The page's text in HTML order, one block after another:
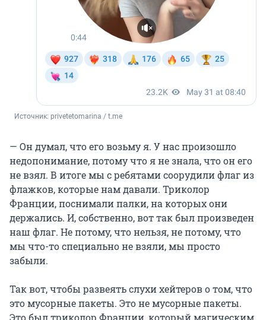
Источник: privetetomarina / t.me
— Он думал, что его возьму я. У нас произошло
недопонимание, потому что я не знала, что он его
не взял. В итоге мы с ребятами соорудили флаг из
флажков, которые нам давали. Триколор
Франции, поснимали палки, на которых они
держались. И, собственно, вот так был произведен
наш флаг. Не потому, что нельзя, не потому, что
мы что-то специально не взяли, мы просто
забыли.
Так вот, чтобы развеять слухи хейтеров о том, что
это мусорные пакеты. Это не мусорные пакеты.